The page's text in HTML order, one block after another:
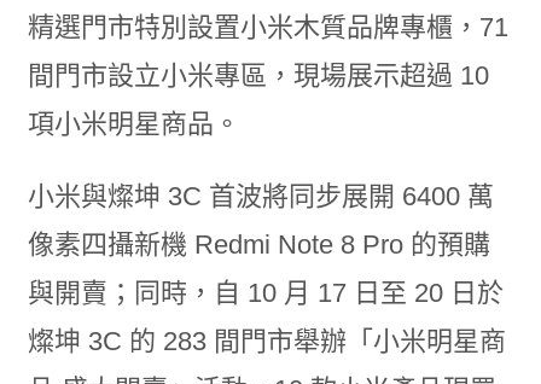
精選門市特別設置小米木質品牌專櫃，71
間門市設立小米專區，現場展示超過 10
項小米明星商品。
小米與燦坤 3C 首波將同步展開 6400 萬
像素四攝新機 Redmi Note 8 Pro 的預購
與開賣；同時，自 10 月 17 日至 20 日於
燦坤 3C 的 283 間門市舉辦「小米明星商